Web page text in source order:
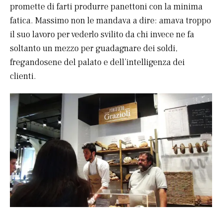
promette di farti produrre panettoni con la minima
fatica. Massimo non le mandava a dire: amava troppo
il suo lavoro per vederlo svilito da chi invece ne fa
soltanto un mezzo per guadagnare dei soldi,
fregandosene del palato e dell’intelligenza dei
clienti.